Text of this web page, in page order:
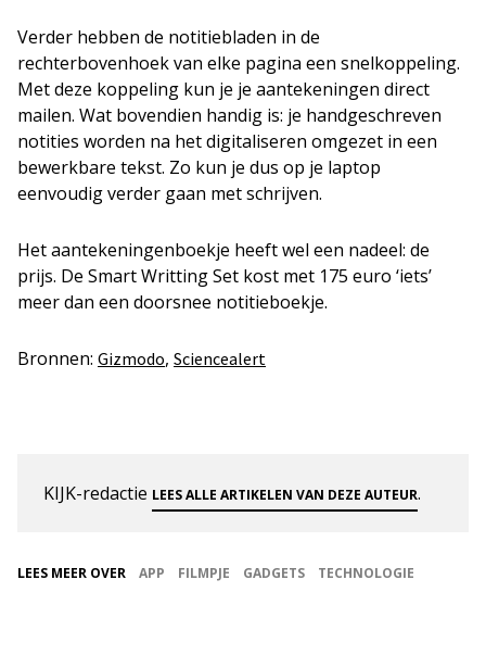
Verder hebben de notitiebladen in de
rechterbovenhoek van elke pagina een snelkoppeling.
Met deze koppeling kun je je aantekeningen direct
mailen. Wat bovendien handig is: je handgeschreven
notities worden na het digitaliseren omgezet in een
bewerkbare tekst. Zo kun je dus op je laptop
eenvoudig verder gaan met schrijven.
Het aantekeningenboekje heeft wel een nadeel: de
prijs. De Smart Writting Set kost met 175 euro ‘iets’
meer dan een doorsnee notitieboekje.
Bronnen: Gizmodo, Sciencealert
KIJK-redactie LEES ALLE ARTIKELEN VAN DEZE AUTEUR.
LEES MEER OVER APP FILMPJE GADGETS TECHNOLOGIE